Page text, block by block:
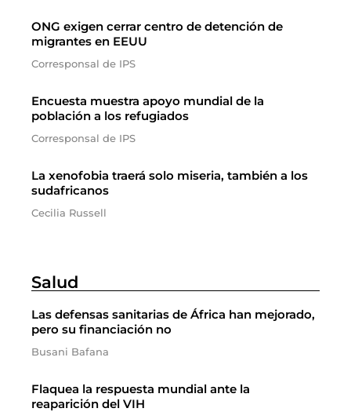
ONG exigen cerrar centro de detención de
migrantes en EEUU
Corresponsal de IPS
Encuesta muestra apoyo mundial de la
población a los refugiados
Corresponsal de IPS
La xenofobia traerá solo miseria, también a los
sudafricanos
Cecilia Russell
Salud
Las defensas sanitarias de África han mejorado,
pero su financiación no
Busani Bafana
Flaquea la respuesta mundial ante la
reaparición del VIH